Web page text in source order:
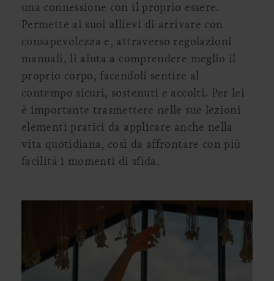
una connessione con il proprio essere.
Permette ai suoi allievi di arrivare con
consapevolezza e, attraverso regolazioni
manuali, li aiuta a comprendere meglio il
proprio corpo, facendoli sentire al
contempo sicuri, sostenuti e accolti. Per lei
è importante trasmettere nelle sue lezioni
elementi pratici da applicare anche nella
vita quotidiana, così da affrontare con più
facilità i momenti di sfida.